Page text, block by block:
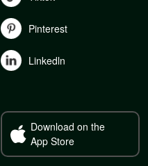
Pinterest
Linkedln
Download on the
App Store